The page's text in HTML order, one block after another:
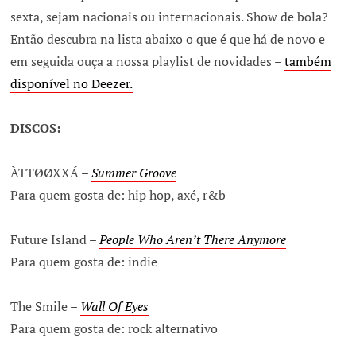
sexta, sejam nacionais ou internacionais. Show de bola?
Então descubra na lista abaixo o que é que há de novo e
em seguida ouça a nossa playlist de novidades –também
disponível no Deezer.
DISCOS:
ÀTTØØXXÁ –Summer Groove
Para quem gosta de: hip hop, axé, r&b
Future Island –People Who Aren’t There Anymore
Para quem gosta de: indie
The Smile – Wall Of Eyes
Para quem gosta de: rock alternativo